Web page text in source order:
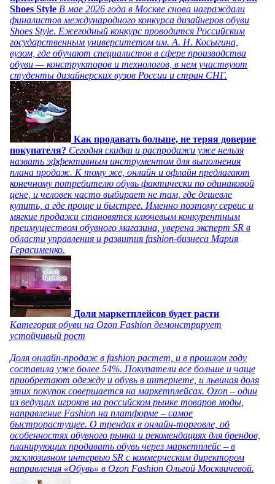
Shoes Style В мае 2026 года в Москве снова награждали
финалистов международного конкурса дизайнеров обуви
Shoes Style. Ежегодный конкурс проводится Российским
государственным университетом им. А. Н. Косыгина,
вузом, где обучают специалистов в сфере производства
обуви — конструкторов и технологов, в нем участвуют
студенты дизайнерских вузов России и стран СНГ.
Как продавать больше, не теряя доверие
покупателя? Сегодня скидки и распродажи уже нельзя
назвать эффективным инструментом для выполнения
плана продаж. К тому же, онлайн и офлайн предлагают
конечному потребителю обувь фактически по одинаковой
цене, и человек часто выбирает не там, где дешевле
купить, а где проще и быстрее. Именно поэтому сервис и
мягкие продажи становятся ключевым конкурентным
преимуществом обувного магазина, уверена эксперт SR в
области управления и развития fashion-бизнеса Мария
Герасименко.
Доля маркетплейсов будет расти
Категория обуви на Ozon Fashion демонстрирует
устойчивый рост
Доля онлайн-продаж в fashion растет, и в прошлом году
составила уже более 54%. Покупатели все больше и чаще
приобретают одежду и обувь в интернете, и львиная доля
этих покупок совершается на маркетплейсах. Ozon – один
из ведущих игроков на российском рынке товаров моды,
направление Fashion на платформе – самое
быстрорастущее. О трендах в онлайн-торговле, об
особенностях обувного рынка и рекомендациях для брендов,
планирующих продавать обувь через маркетплейс – в
эксклюзивном интервью SR с коммерческим директором
направления «Обувь» в Ozon Fashion Ольгой Москвичевой.